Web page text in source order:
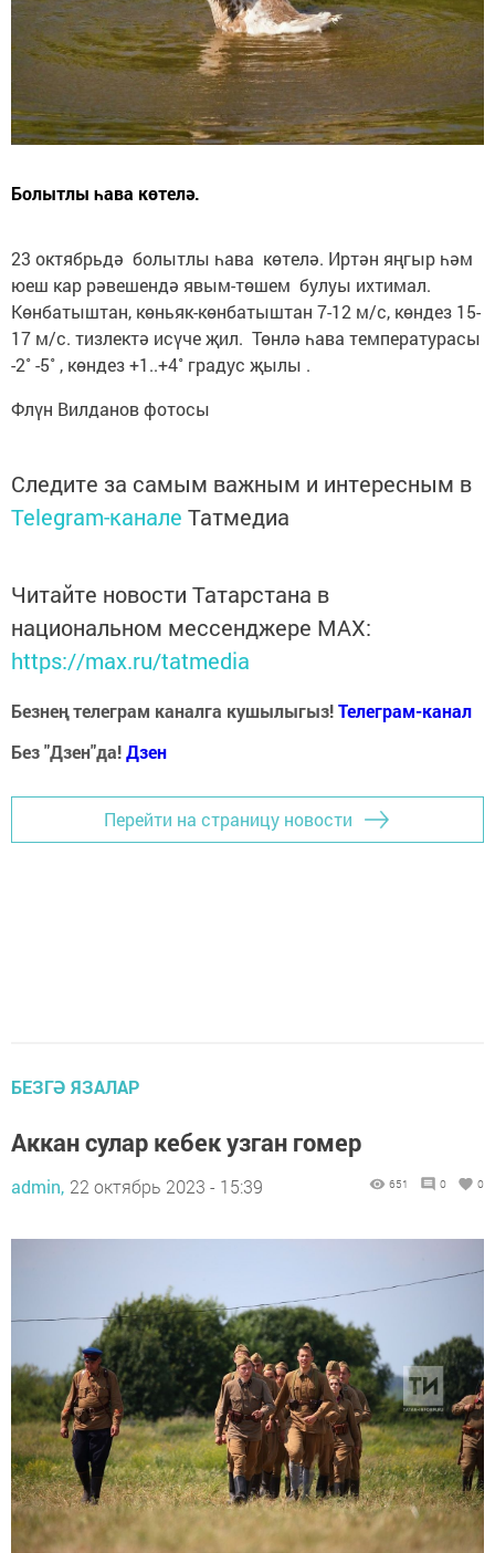
Болытлы һава көтелә.
23 октябрьдә болытлы һава көтелә. Иртән яңгыр һәм
юеш кар рәвешендә явым-төшем булуы ихтимал.
Көнбатыштан, көньяк-көнбатыштан 7-12 м/с, көндез 15-
17 м/с. тизлектә исүче җил. Төнлә һава температурасы
-2˚ -5˚ , көндез +1..+4˚ градус җылы .
Флүн Вилданов фотосы
Следите за самым важным и интересным в
Telegram-канале Татмедиа
Читайте новости Татарстана в
национальном мессенджере MАХ:
https://max.ru/tatmedia
Безнең телеграм каналга кушылыгыз!Телеграм-канал
Без "Дзен"да!Дзен
Перейти на страницу новости
БЕЗГӘ ЯЗАЛАР
Аккан сулар кебек узган гомер
admin, 22 октябрь 2023 - 15:39 651 0 0